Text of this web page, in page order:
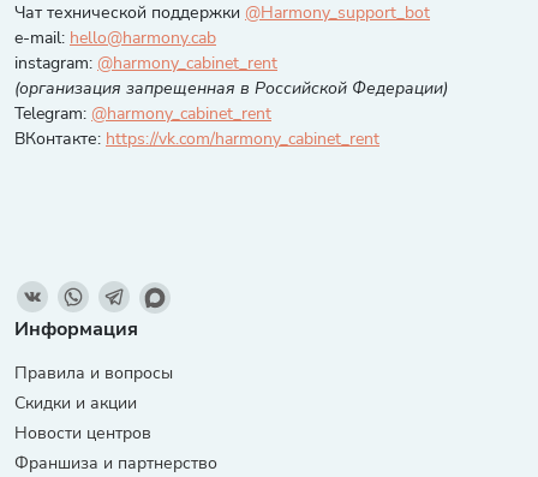
Чат технической поддержки @Harmony_support_bot
e-mail: hello@harmony.cab
instagram: @harmony_cabinet_rent
(организация запрещенная в Российской Федерации)
Telegram: @harmony_cabinet_rent
ВКонтакте: https://vk.com/harmony_cabinet_rent
Информация
Правила и вопросы
Скидки и акции
Новости центров
Франшиза и партнерство